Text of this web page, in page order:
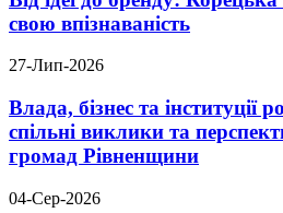
свою впізнаваність
27-Лип-2026
Влада, бізнес та інституції
спільні виклики та
громад Рівненщини
04-Сер-2026